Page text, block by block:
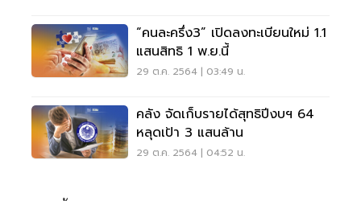
“คนละครึ่ง3” เปิดลงทะเบียนใหม่ 1.1
แสนสิทธิ 1 พ.ย.นี้
29 ต.ค. 2564 | 03:49 น.
คลัง จัดเก็บรายได้สุทธิปีงบฯ 64
หลุดเป้า 3 แสนล้าน
29 ต.ค. 2564 | 04:52 น.